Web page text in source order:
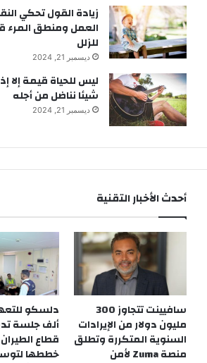
زيادة القول تحكي
العمل ومنطق المرء
للزلل
ديسمبر 21, 2024
ليس للحياة قيمة إلا
شيئا نناضل من أجله
ديسمبر 21, 2024
أحدث الأخبار التقنية
سافيينت تتجاوز 300
مليون دولار من الإيرادات
السنوية المتكررة وتطلق
منصة Zuma لأمن
ألف جلسة
قطاع
خططها